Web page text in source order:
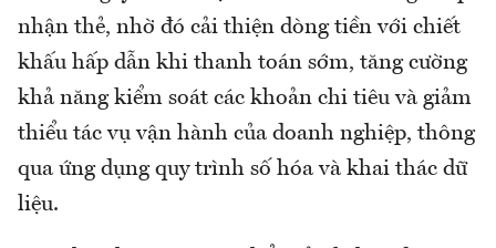
nhận thẻ, nhờ đó cải thiện dòng tiền với chiết
khấu hấp dẫn khi thanh toán sớm, tăng cường
khả năng kiểm soát các khoản chi tiêu và giảm
thiểu tác vụ vận hành của doanh nghiệp, thông
qua ứng dụng quy trình số hóa và khai thác dữ
liệu.